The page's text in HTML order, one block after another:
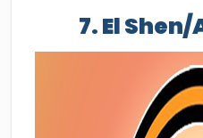
7. El